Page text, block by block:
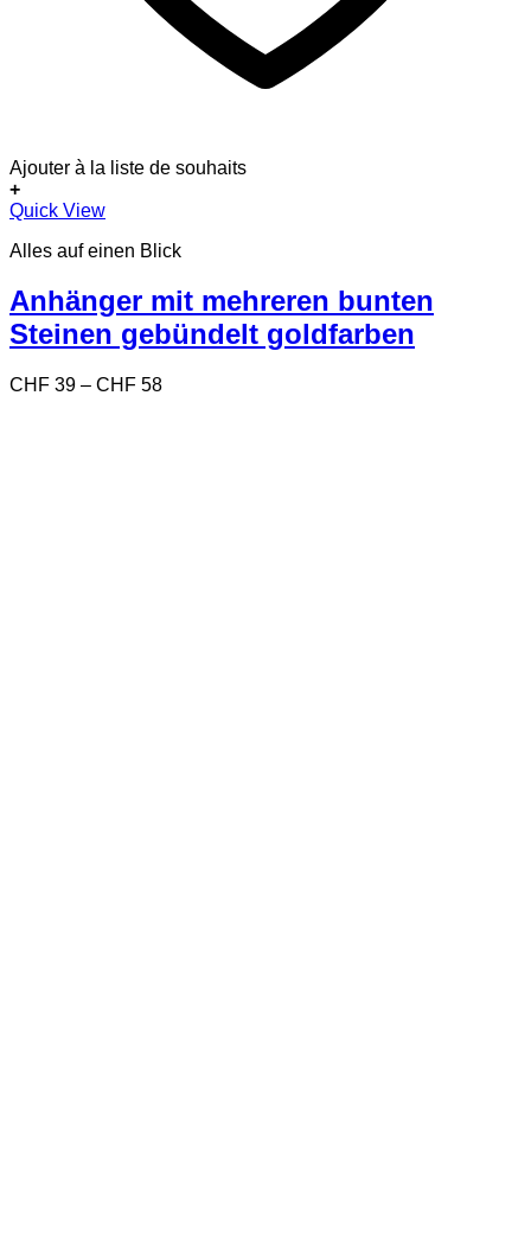
Ajouter à la liste de souhaits
+
Dieses
weist
Varianten
auf.
Die
können
Quick View
Alles auf einen Blick
Anhänger mit mehreren bunten
Steinen gebündelt goldfarben
CHF 39 – CHF 58Preisspanne: